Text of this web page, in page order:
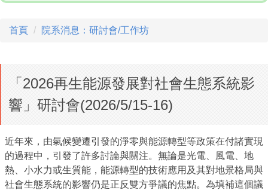
首頁 院系消息：研討會/工作坊
「2026再生能源發展對社會生態系統影
響」研討會(2026/5/15-16)
近年來，由氣候變遷引發的淨零與能源轉型等政策在付諸實現
的過程中，引發了許多討論與關注。無論是光電、風電、地
熱、小水力或生質能，能源轉型的技術應用及其對地景格局與
社會生態系統的影響仍是正反雙方爭議的焦點。為填補這個議